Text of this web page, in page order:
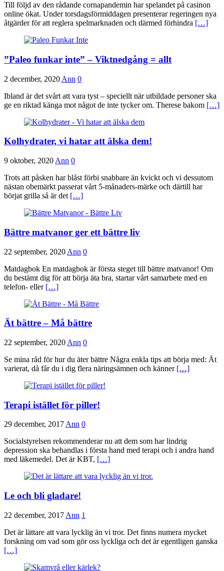
Till följd av den rådande cornapandemin har spelandet på casinon
online ökat. Under torsdagsförmiddagen presenterar regeringen nya
åtgärder för att reglera spelmarknaden och därmed förhindra […]
”Paleo funkar inte” – Viktnedgång = allt
2 december, 2020 Ann 0
Ibland är det svårt att vara tyst – speciellt när utbildade personer ska
ge en riktad känga mot något de inte tycker om. Therese bakom […]
Kolhydrater, vi hatar att älska dem!
9 oktober, 2020 Ann 0
Trots att påsken har blåst förbi snabbare än kvickt och vi dessutom
nästan obemärkt passerat vårt 5-månaders-märke och därtill har
börjat grilla så är det […]
Bättre matvanor ger ett bättre liv
22 september, 2020 Ann 0
Matdagbok En matdagbok är första steget till bättre matvanor! Om
du bestämt dig för att börja äta bra, startar vårt samarbete med en
telefon- eller […]
Ät bättre – Må bättre
22 september, 2020 Ann 0
Se mina råd för hur du äter bättre Några enkla tips att börja med: Ät
varierat, då får du i dig flera näringsämnen och känner […]
Terapi istället för piller!
29 december, 2017Ann 0
Socialstyrelsen rekommenderar nu att dem som har lindrig
depression ska behandlas i första hand med terapi och i andra hand
med läkemedel. Det är KBT, […]
Le och bli gladare!
22 december, 2017 Ann 1
Det är lättare att vara lycklig än vi tror. Det finns numera mycket
forskning om vad som gör oss lyckliga och det är egentligen ganska
[…]